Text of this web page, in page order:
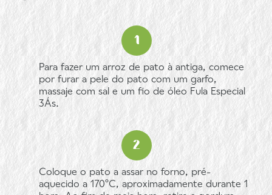
Para fazer um arroz de pato à antiga, comece
por furar a pele do pato com um garfo,
massaje com sal e um fio de óleo Fula Especial
3Ás.
Coloque o pato a assar no forno, pré-
aquecido a 170ºC, aproximadamente durante 1